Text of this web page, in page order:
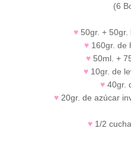
(6
♥ 50gr. +
♥ 160gr. de
♥ 50ml. +
♥ 10gr. de
♥40gr.
♥ 20gr. de azúcar
♥ 1/2